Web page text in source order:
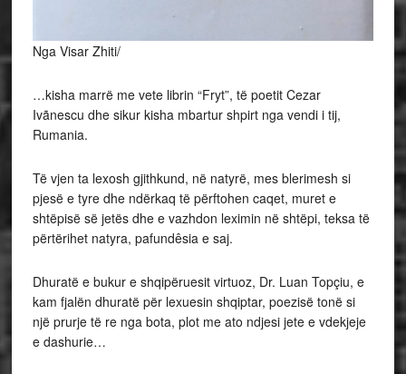
Nga Visar Zhiti/
…kisha marrë me vete librin “Fryt”, të poetit Cezar
Ivãnescu dhe sikur kisha mbartur shpirt nga vendi i tij,
Rumania.
Të vjen ta lexosh gjithkund, në natyrë, mes blerimesh si
pjesë e tyre dhe ndërkaq të përftohen caqet, muret e
shtëpisë së jetës dhe e vazhdon leximin në shtëpi, teksa të
përtërihet natyra, pafundêsia e saj.
Dhuratë e bukur e shqipëruesit virtuoz, Dr. Luan Topçiu, e
kam fjalën dhuratë për lexuesin shqiptar, poezisë tonë si
një prurje të re nga bota, plot me ato ndjesi jete e vdekjeje
e dashurie…